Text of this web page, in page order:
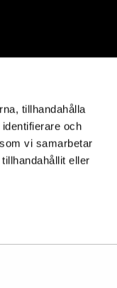
tillhandahålla
och
vi samarbetar
eller